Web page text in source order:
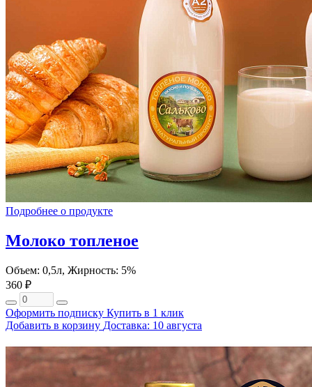
Подробнее о продукте
Молоко топленое
Объем: 0,5л, Жирность: 5%
360 ₽
Оформить подписку Купить в 1 клик
Добавить в корзину Доставка: 10 августа